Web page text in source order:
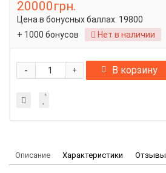
20000грн.
Цена в бонусных баллах: 19800
+ 1000 бонусов
Нет в наличии
+
- В корзину
Описание Характеристики Отзывы